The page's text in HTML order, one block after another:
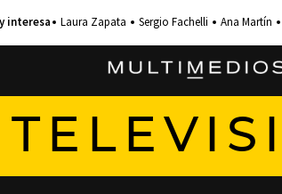
Laura Zapata Sergio Fachelli Ana Martín